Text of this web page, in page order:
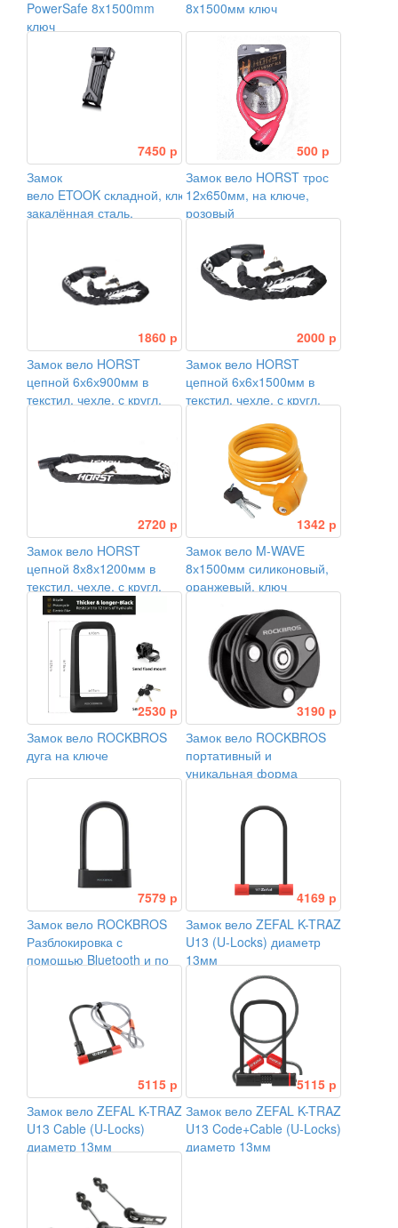
PowerSafe 8x1500mm
ключ
8x1500мм ключ
7450 р
Замок
вело ETOOK складной, ключи, 750мм, пластины 5мм,
закалённая сталь,
500 р
Замок вело HORST трос
12х650мм, на ключе,
розовый
1860 р
Замок вело HORST
цепной 6х6х900мм в
текстил. чехле, с кругл.
2000 р
Замок вело HORST
цепной 6х6х1500мм в
текстил. чехле, с кругл.
2720 р
Замок вело HORST
цепной 8х8х1200мм в
текстил. чехле, с кругл.
ключами, черный
1342 р
Замок вело M-WAVE
8х1500мм силиконовый,
оранжевый, ключ
2530 р
Замок вело ROCKBROS
дуга на ключе
3190 р
Замок вело ROCKBROS
портативный и
уникальная форма
7579 р
Замок вело ROCKBROS
Разблокировка с
помощью Bluetooth и по
4169 р
Замок вело ZEFAL K-TRAZ
U13 (U-Locks) диаметр
13мм
5115 р
Замок вело ZEFAL K-TRAZ
U13 Cable (U-Locks)
диаметр 13мм
5115 р
Замок вело ZEFAL K-TRAZ
U13 Code+Cable (U-Locks)
диаметр 13мм